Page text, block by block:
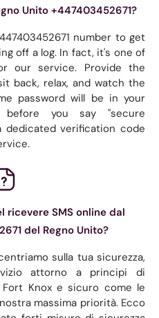
Unito +447403452671?
number to get
off a log. In fact, it's one of
our service. Provide the
back, relax, and watch the
password will be in your
you say "secure
dedicated verification code
ricevere SMS online dal
del Regno Unito?
sulla tua sicurezza,
attorno a principi di
Knox e sicuro come le
massima priorità. Ecco